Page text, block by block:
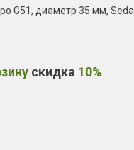
G51, диаметр 35 мм, Sedal.
скидка 10%